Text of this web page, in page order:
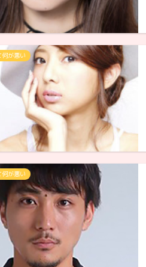
が悪い
が悪い